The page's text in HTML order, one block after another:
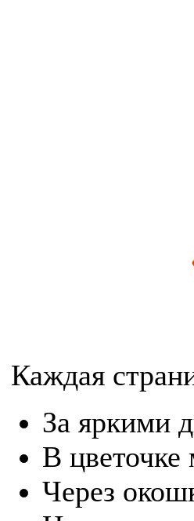
Каждая
За яркими
В
Через